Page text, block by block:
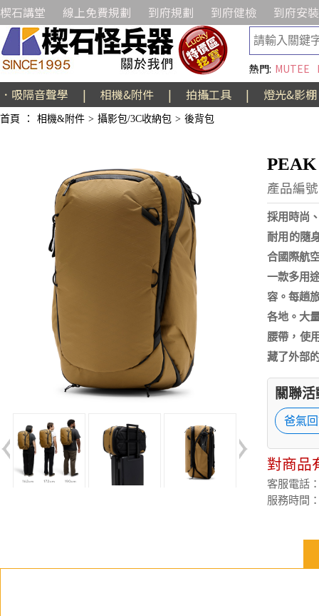
楔石講堂 線上免費規劃 到府規劃 到府健檢 到府安裝
熱門: MUTEE
．吸隔音聲學 | 相機&附件 | 拍攝工具 | 燈光&影棚
首頁 ： 相機&附件 > 攝影包/3C收納包 > 後背包
PEAK
產品編
採用時尚
耐用的隨
合國際航
一款多用
容。每趟
各地。大
腰帶，使
藏了外部
關聯
爸氣
對商品
客服電話
服務時間